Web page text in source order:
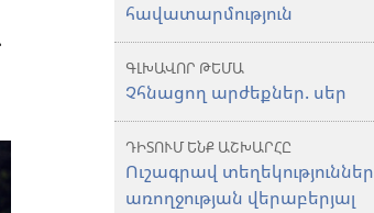
հավատարմություն
ԳԼԽԱՎՈՐ ԹԵՄԱ
Չհնացող արժեքներ. սեր
ԴԻՏՈՒՄ ԵՆՔ ԱՇԽԱՐՀԸ
Ուշագրավ տեղեկություններ
առողջության վերաբերյալ